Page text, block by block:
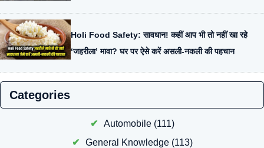
Holi Food Safety: सावधान! कहीं आप भी तो नहीं खा रहे
‘जहरीला’ मावा? घर पर ऐसे करें असली-नकली की पहचान
Categories
Automobile (111)
General Knowledge (113)